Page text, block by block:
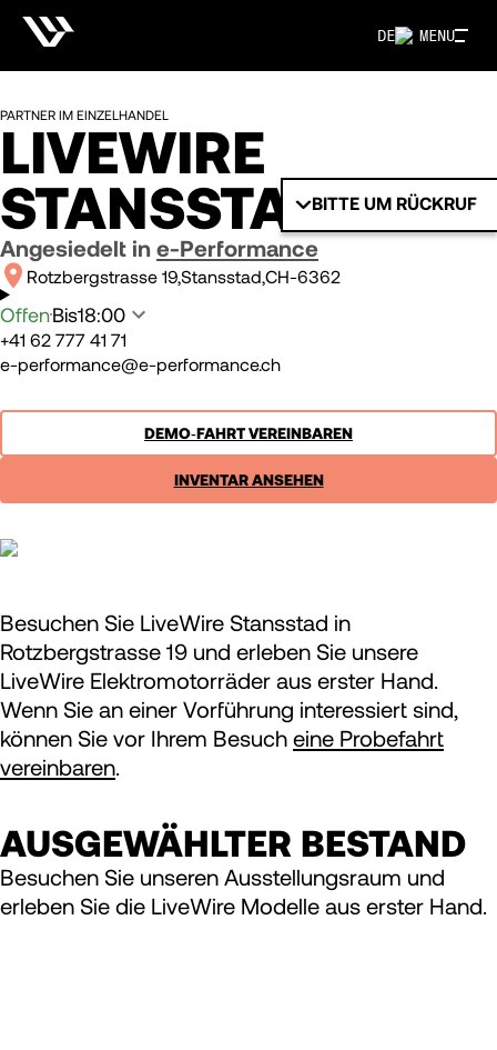
MENU
DE
BITTE UM RÜCKRUF
PARTNER IM EINZELHANDEL
LIVEWIRE
STANSSTAD
Angesiedelt in e-Performance
Rotzbergstrasse 19Stansstad CH-6362
OffenBis18:00
+41 62 777 41 71
e-performance@e-performance.ch
DEMO‑FAHRT VEREINBAREN
INVENTAR ANSEHEN
Besuchen Sie LiveWire Stansstad in
Rotzbergstrasse 19 und erleben Sie unsere
LiveWire Elektromotorräder aus erster Hand.
Wenn Sie an einer Vorführung interessiert sind,
können Sie vor Ihrem Besuch eine Probefahrt
vereinbaren
AUSGEWÄHLTER BESTAND
Besuchen Sie unseren Ausstellungsraum und
erleben Sie die LiveWire Modelle aus erster Hand.